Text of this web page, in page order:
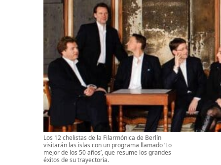
Los 12 chelistas de la Filarmónica de Berlín
visitarán las islas con un programa llamado ‘Lo
mejor de los 50 años’, que resume los grandes
éxitos de su trayectoria.